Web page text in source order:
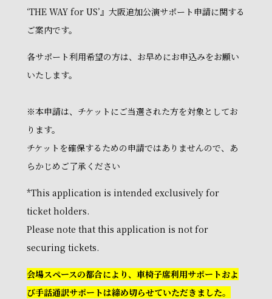
‘THE WAY for US’』大阪追加公演サポート申請に関する
ご案内です。
各サポート利用希望の方は、お早めにお申込みをお願い
いたします。
※本申請は、チケットにご当選された方を対象としてお
ります。
チケットを確保するための申請ではありませんので、あ
らかじめご了承ください
*This application is intended exclusively for
ticket holders.
Please note that this application is not for
securing tickets.
会場スペースの都合により、 車椅子席利用サポートおよ
び手話通訳サポートは締め切らせていただきました。